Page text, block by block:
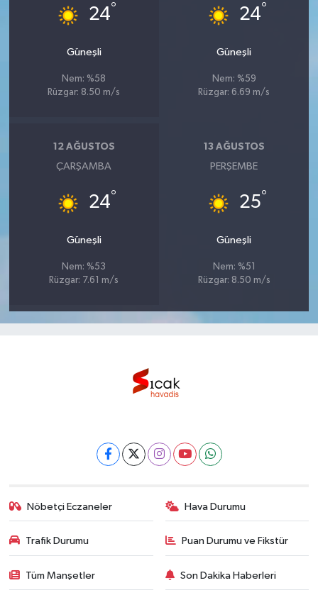
24°
Güneşli
Nem: %58
Rüzgar: 8.50 m/s
24°
Güneşli
Nem: %59
Rüzgar: 6.69 m/s
12 AĞUSTOS
ÇARŞAMBA
24°
Güneşli
Nem: %53
Rüzgar: 7.61 m/s
13 AĞUSTOS
PERŞEMBE
25°
Güneşli
Nem: %51
Rüzgar: 8.50 m/s
Nöbetçi Eczaneler Hava Durumu
Trafik Durumu Puan Durumu ve Fikstür
Tüm Manşetler Son Dakika Haberleri